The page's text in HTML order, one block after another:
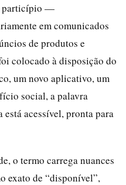
particípio —
em comunicados
de produtos e
colocado à disposição do
um novo aplicativo, um
social, a palavra
acessível, pronta para
o termo carrega nuances
exato de “disponível”,